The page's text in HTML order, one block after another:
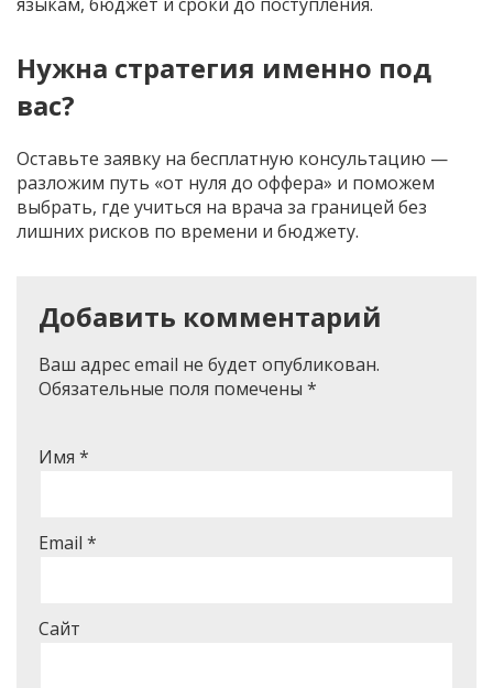
Нужна стратегия именно под
вас?
Оставьте заявку на бесплатную консультацию —
разложим путь «от нуля до оффера» и поможем
выбрать, где учиться на врача за границей без
лишних рисков по времени и бюджету.
Добавить комментарий
Ваш адрес email не будет опубликован.
Обязательные поля помечены *
Имя *
Email *
Сайт